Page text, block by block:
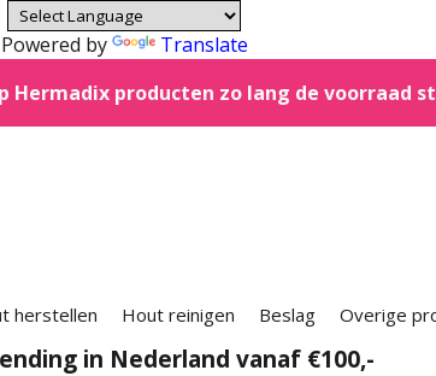
Powered by
Translate
Hermadix producten zo lang de voorraad
herstellen Hout reinigen Beslag Overige
in Nederland vanaf €100,-